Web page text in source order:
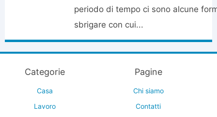
periodo di tempo ci sono alcune
sbrigare con cui...
Categorie
Casa
Lavoro
Pagine
Chi siamo
Contatti